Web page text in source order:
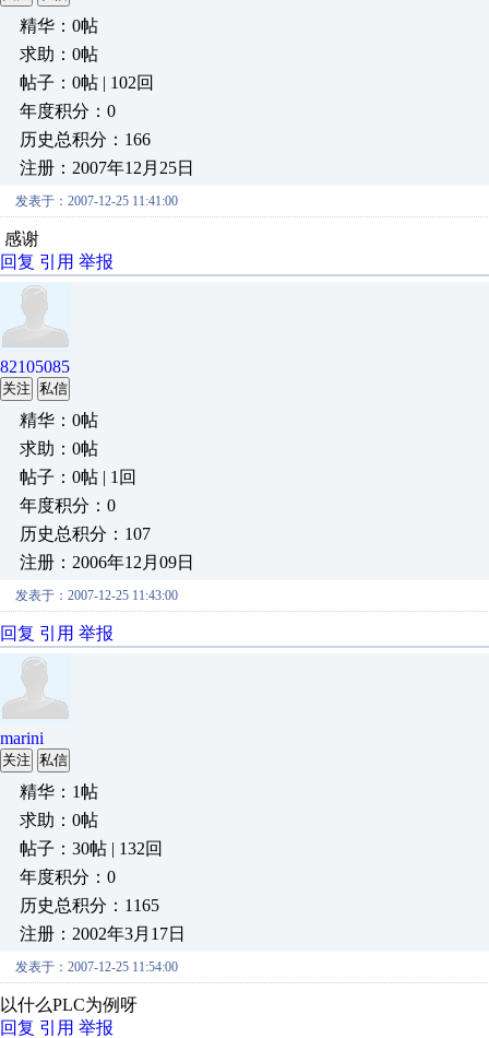
精华：0帖
求助：0帖
帖子：0帖 | 102回
年度积分：0
历史总积分：166
注册：2007年12月25日
发表于：2007-12-25 11:41:00
感谢
回复 引用 举报
82105085
关注 私信
精华：0帖
求助：0帖
帖子：0帖 | 1回
年度积分：0
历史总积分：107
注册：2006年12月09日
发表于：2007-12-25 11:43:00
回复 引用 举报
marini
关注 私信
精华：1帖
求助：0帖
帖子：30帖 | 132回
年度积分：0
历史总积分：1165
注册：2002年3月17日
发表于：2007-12-25 11:54:00
以什么PLC为例呀
回复 引用 举报